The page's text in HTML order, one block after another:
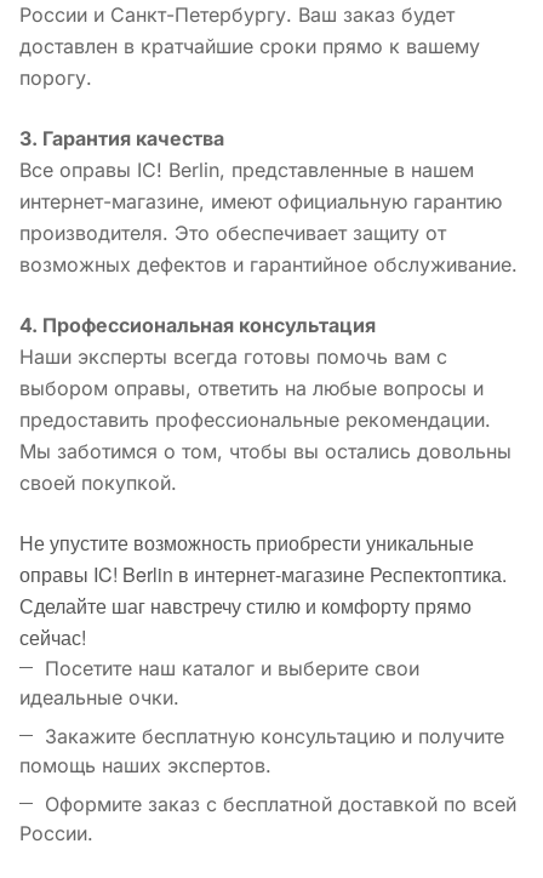
России и Санкт-Петербургу. Ваш заказ будет
доставлен в кратчайшие сроки прямо к вашему
порогу.
3. Гарантия качества
Все оправы IC! Berlin, представленные в нашем
интернет-магазине, имеют официальную гарантию
производителя. Это обеспечивает защиту от
возможных дефектов и гарантийное обслуживание.
4. Профессиональная консультация
Наши эксперты всегда готовы помочь вам с
выбором оправы, ответить на любые вопросы и
предоставить профессиональные рекомендации.
Мы заботимся о том, чтобы вы остались довольны
своей покупкой.
Не упустите возможность приобрести уникальные
оправы IC! Berlin в интернет-магазине Респектоптика.
Сделайте шаг навстречу стилю и комфорту прямо
сейчас!
Посетите наш каталог и выберите свои
идеальные очки.
Закажите бесплатную консультацию и получите
помощь наших экспертов.
Оформите заказ с бесплатной доставкой по всей
России.